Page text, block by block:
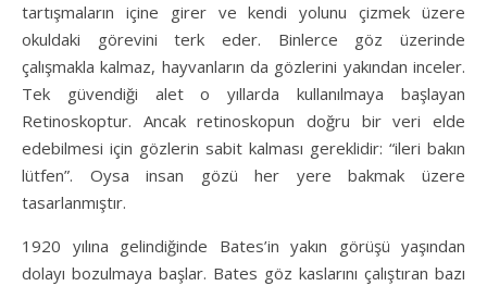
tartışmaların içine girer ve kendi yolunu çizmek üzere
okuldaki görevini terk eder. Binlerce göz üzerinde
çalışmakla kalmaz, hayvanların da gözlerini yakından inceler.
Tek güvendiği alet o yıllarda kullanılmaya başlayan
Retinoskoptur. Ancak retinoskopun doğru bir veri elde
edebilmesi için gözlerin sabit kalması gereklidir: “ileri bakın
lütfen”. Oysa insan gözü her yere bakmak üzere
tasarlanmıştır.
1920 yılına gelindiğinde Bates’in yakın görüşü yaşından
dolayı bozulmaya başlar. Bates göz kaslarını çalıştıran bazı